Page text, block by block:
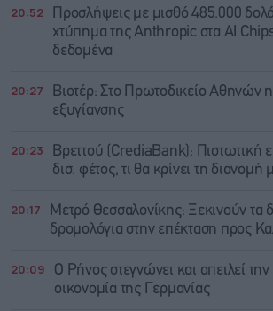
20:52
Προσλήψεις με μισθό 485.000
χτύπημα της Anthropic στα AI
δεδομένα
20:27
Βιοτέρ: Στο Πρωτοδικείο Αθηνών
εξυγίανσης
20:23
Βρεττού (CrediaBank): Πιστωτική
δισ. φέτος, τι θα κρίνει τη διανομή
20:17
Μετρό Θεσσαλονίκης: Ξεκινούν τα
δρομολόγια στην επέκταση προς
20:09
Ο Ρήνος στεγνώνει και απειλεί
οικονομία της Γερμανίας